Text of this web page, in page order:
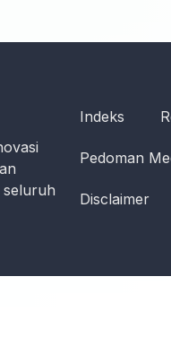
Indeks
Pedoman
Disclaimer